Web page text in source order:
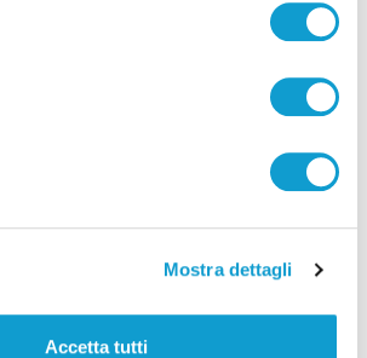
Mostra dettagli
Accetta tutti